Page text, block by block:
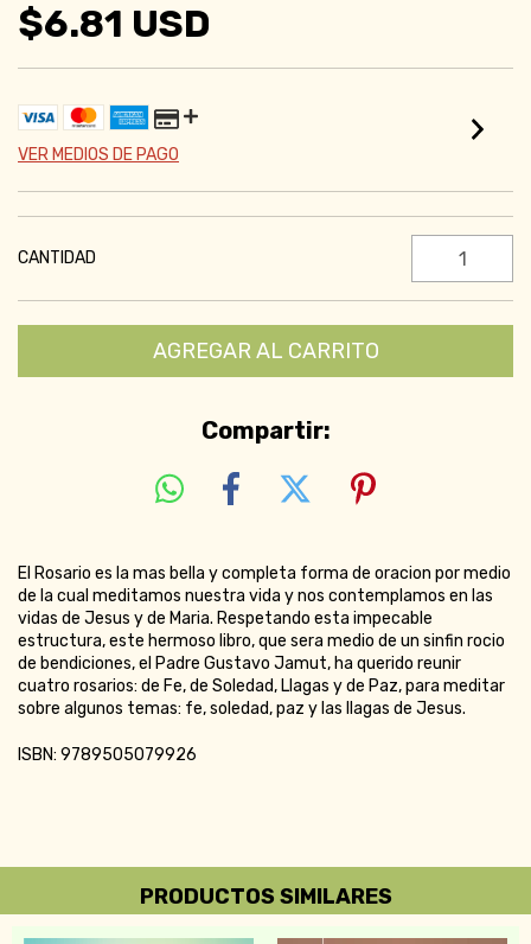
$6.81 USD
VER MEDIOS DE PAGO
CANTIDAD
Compartir:
El Rosario es la mas bella y completa forma de oracion por medio
de la cual meditamos nuestra vida y nos contemplamos en las
vidas de Jesus y de Maria. Respetando esta impecable
estructura, este hermoso libro, que sera medio de un sinfin rocio
de bendiciones, el Padre Gustavo Jamut, ha querido reunir
cuatro rosarios: de Fe, de Soledad, Llagas y de Paz, para meditar
sobre algunos temas: fe, soledad, paz y las llagas de Jesus.
ISBN: 9789505079926
PRODUCTOS SIMILARES